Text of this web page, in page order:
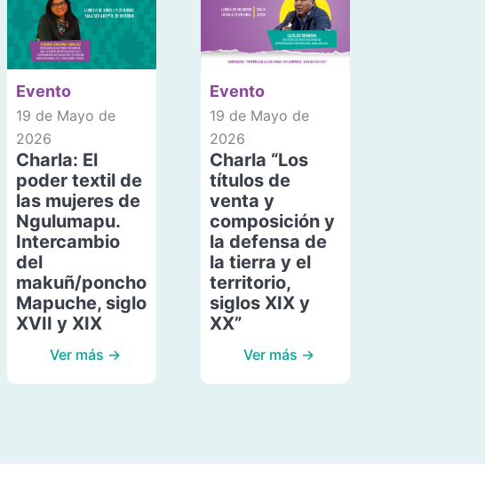
Evento
19 de Mayo de
2026
Charla: El
poder textil de
las mujeres de
Ngulumapu.
Intercambio
del
makuñ/poncho
Mapuche, siglo
XVII y XIX
Ver más →
Evento
19 de Mayo de
2026
Charla “Los
títulos de
venta y
composición y
la defensa de
la tierra y el
territorio,
siglos XIX y
XX”
Ver más →